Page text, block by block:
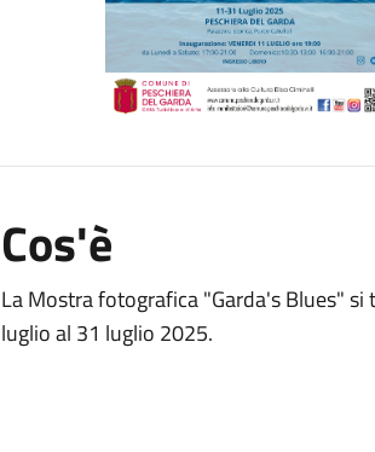
Cos'è
La Mostra fotografica "Garda's Blues" si
luglio al 31 luglio 2025.